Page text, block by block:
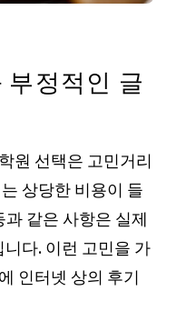
정적인 글
원 선택은 고민거리
상당한 비용이 들
같은 사항은 실제
다. 이런 고민을 가
인터넷 상의 후기